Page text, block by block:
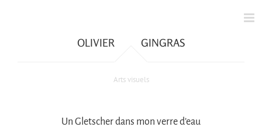
OLIVIER GINGRAS
Arts visuels
Un Gletscher dans mon verre d’eau